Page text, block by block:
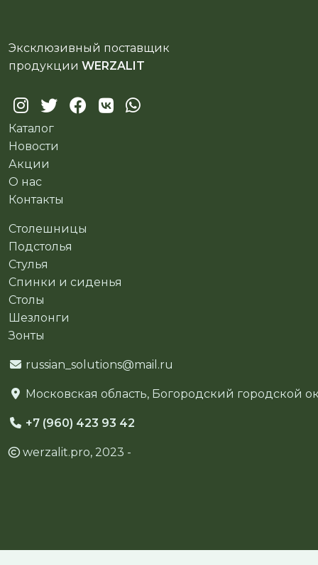
Эксклюзивный поставщик
продукции WERZALIT
Каталог
Новости
Акции
О нас
Контакты
Столешницы
Подстолья
Стулья
Спинки и сиденья
Столы
Шезлонги
Зонты
russian_solutions@mail.ru
Московская область, Богородский городской
+7 (960) 423 93 42
werzalit.pro, 2023 -